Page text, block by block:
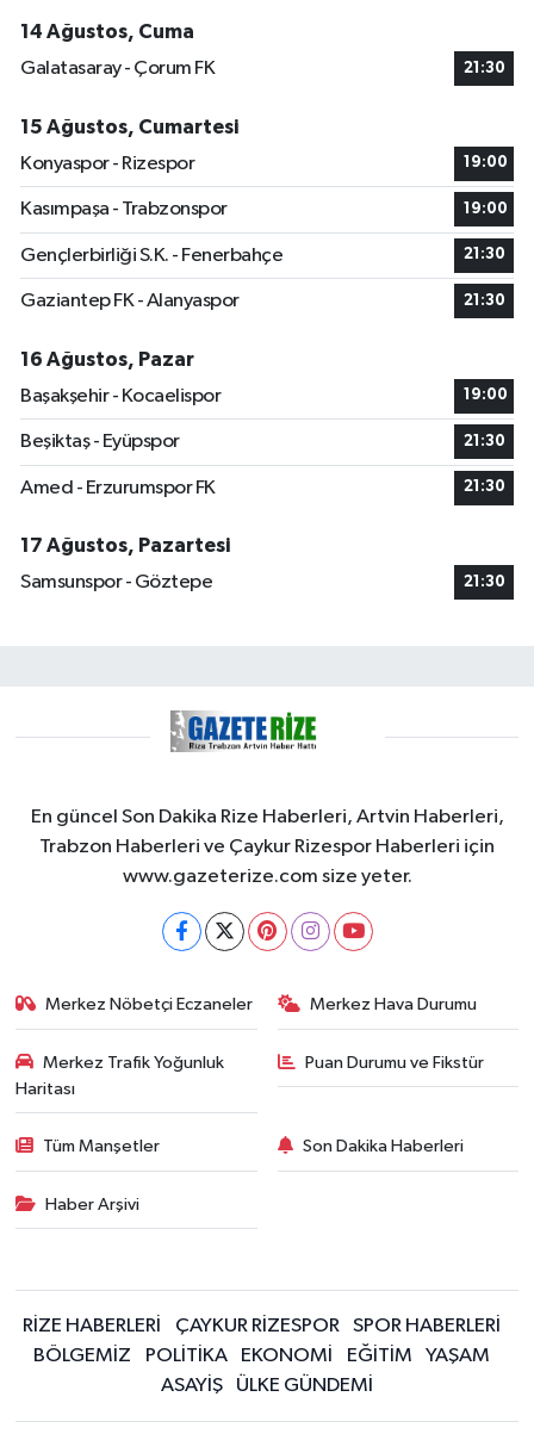
14 Ağustos, Cuma
Galatasaray - Çorum FK
21:30
15 Ağustos, Cumartesi
Konyaspor - Rizespor
19:00
Kasımpaşa - Trabzonspor 19:00
Gençlerbirliği S.K. - Fenerbahçe 21:30
Gaziantep FK - Alanyaspor 21:30
16 Ağustos, Pazar
Başakşehir - Kocaelispor
19:00
Beşiktaş - Eyüpspor 21:30
Amed - Erzurumspor FK 21:30
17 Ağustos, Pazartesi
Samsunspor - Göztepe
21:30
En güncel Son Dakika Rize Haberleri, Artvin Haberleri,
Trabzon Haberleri ve Çaykur Rizespor Haberleri için
www.gazeterize.com size yeter.
Merkez Nöbetçi Eczaneler Merkez Hava Durumu
Merkez Trafik Yoğunluk
Haritası
Puan Durumu ve Fikstür
Tüm Manşetler Son Dakika Haberleri
Haber Arşivi
RİZE HABERLERİ ÇAYKUR RİZESPOR
SPOR HABERLERİ
BÖLGEMİZ
POLİTİKA EKONOMİ EĞİTİM
YAŞAM
ASAYİŞ
ÜLKE GÜNDEMİ